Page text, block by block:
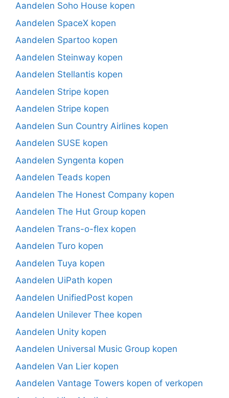
Aandelen Soho House kopen
Aandelen SpaceX kopen
Aandelen Spartoo kopen
Aandelen Steinway kopen
Aandelen Stellantis kopen
Aandelen Stripe kopen
Aandelen Stripe kopen
Aandelen Sun Country Airlines kopen
Aandelen SUSE kopen
Aandelen Syngenta kopen
Aandelen Teads kopen
Aandelen The Honest Company kopen
Aandelen The Hut Group kopen
Aandelen Trans-o-flex kopen
Aandelen Turo kopen
Aandelen Tuya kopen
Aandelen UiPath kopen
Aandelen UnifiedPost kopen
Aandelen Unilever Thee kopen
Aandelen Unity kopen
Aandelen Universal Music Group kopen
Aandelen Van Lier kopen
Aandelen Vantage Towers kopen of verkopen